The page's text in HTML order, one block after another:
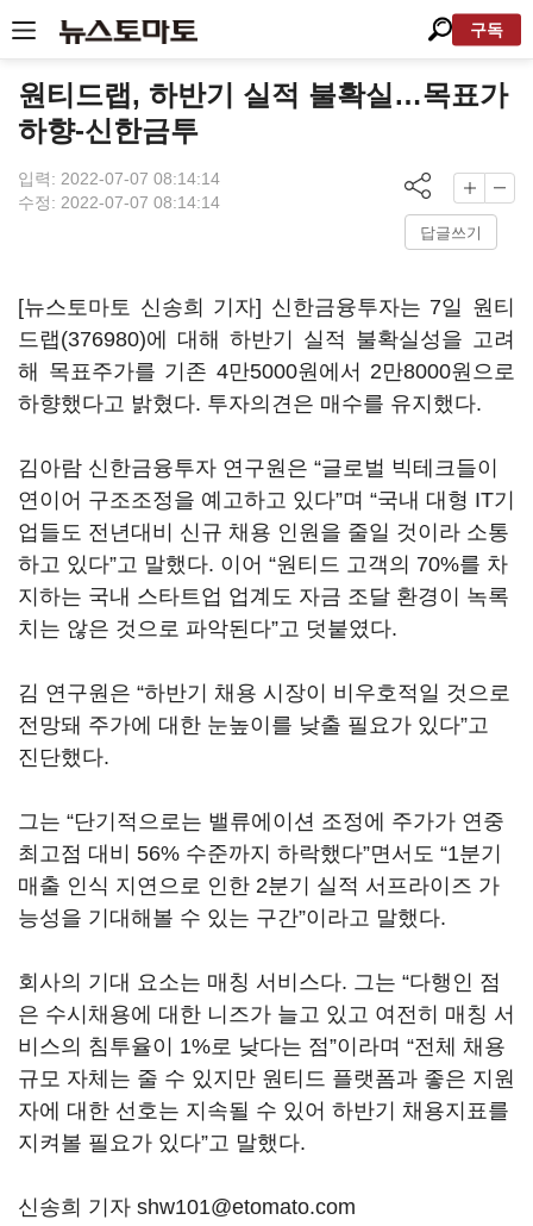
구독
원티드랩, 하반기 실적 불확실…목표가
하향-신한금투
입력: 2022-07-07 08:14:14
수정: 2022-07-07 08:14:14
답글쓰기
[뉴스토마토 신송희 기자] 신한금융투자는 7일 원티
드랩(376980)에 대해 하반기 실적 불확실성을 고려
해 목표주가를 기존 4만5000원에서 2만8000원으로
하향했다고 밝혔다. 투자의견은 매수를 유지했다.
김아람 신한금융투자 연구원은 “글로벌 빅테크들이
연이어 구조조정을 예고하고 있다”며 “국내 대형 IT기
업들도 전년대비 신규 채용 인원을 줄일 것이라 소통
하고 있다”고 말했다. 이어 “원티드 고객의 70%를 차
지하는 국내 스타트업 업계도 자금 조달 환경이 녹록
치는 않은 것으로 파악된다”고 덧붙였다.
김 연구원은 “하반기 채용 시장이 비우호적일 것으로
전망돼 주가에 대한 눈높이를 낮출 필요가 있다”고
진단했다.
그는 “단기적으로는 밸류에이션 조정에 주가가 연중
최고점 대비 56% 수준까지 하락했다”면서도 “1분기
매출 인식 지연으로 인한 2분기 실적 서프라이즈 가
능성을 기대해볼 수 있는 구간”이라고 말했다.
회사의 기대 요소는 매칭 서비스다. 그는 “다행인 점
은 수시채용에 대한 니즈가 늘고 있고 여전히 매칭 서
비스의 침투율이 1%로 낮다는 점”이라며 “전체 채용
규모 자체는 줄 수 있지만 원티드 플랫폼과 좋은 지원
자에 대한 선호는 지속될 수 있어 하반기 채용지표를
지켜볼 필요가 있다”고 말했다.
신송희 기자 shw101@etomato.com